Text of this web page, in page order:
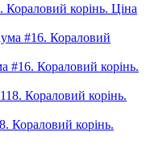
Кораловий корінь. Ціна
#16. Кораловий корінь.
Кораловий корінь.